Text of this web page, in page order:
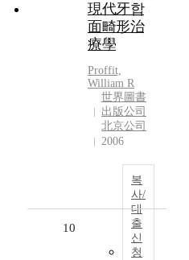
現代牙합
面畸形治
療學
Proffit,
William R
世界圖書
出版公司
北京公司
2006
복
사/
대
출
신
청
10